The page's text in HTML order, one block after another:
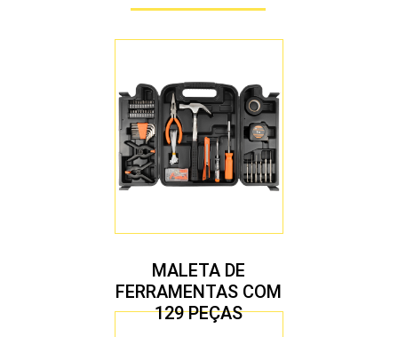
MALETA DE
FERRAMENTAS COM
129 PEÇAS